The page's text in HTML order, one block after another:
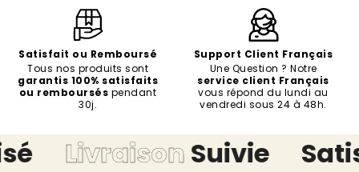
Satisfait ou Remboursé
Tous nos produits sont
garantis 100% satisfaits
ou remboursés pendant
30j.
Support Client Français
Une Question ? Notre
service client Français
vous répond du lundi au
vendredi sous 24 à 48h.
LivraisonSuivie